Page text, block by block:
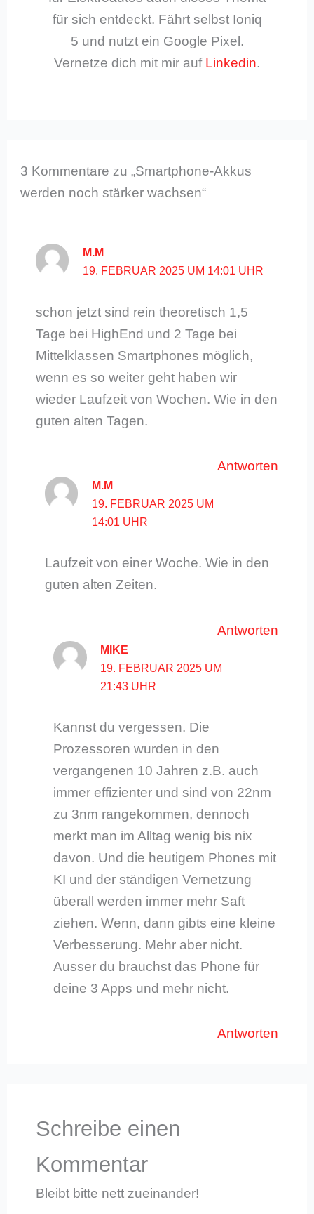
für sich entdeckt. Fährt selbst Ioniq
5 und nutzt ein Google Pixel.
Vernetze dich mit mir auf Linkedin.
3 Kommentare zu „Smartphone-Akkus
werden noch stärker wachsen“
M.M
19. FEBRUAR 2025 UM 14:01 UHR
schon jetzt sind rein theoretisch 1,5
Tage bei HighEnd und 2 Tage bei
Mittelklassen Smartphones möglich,
wenn es so weiter geht haben wir
wieder Laufzeit von Wochen. Wie in den
guten alten Tagen.
Antworten
M.M
19. FEBRUAR 2025 UM
14:01 UHR
Laufzeit von einer Woche. Wie in den
guten alten Zeiten.
Antworten
MIKE
19. FEBRUAR 2025 UM
21:43 UHR
Kannst du vergessen. Die
Prozessoren wurden in den
vergangenen 10 Jahren z.B. auch
immer effizienter und sind von 22nm
zu 3nm rangekommen, dennoch
merkt man im Alltag wenig bis nix
davon. Und die heutigem Phones mit
KI und der ständigen Vernetzung
überall werden immer mehr Saft
ziehen. Wenn, dann gibts eine kleine
Verbesserung. Mehr aber nicht.
Ausser du brauchst das Phone für
deine 3 Apps und mehr nicht.
Antworten
Schreibe einen
Kommentar
Bleibt bitte nett zueinander!